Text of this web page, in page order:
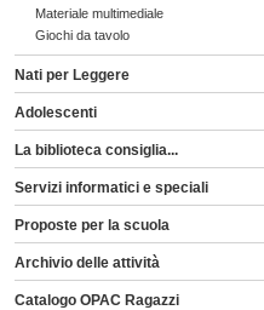
Materiale multimediale
Giochi da tavolo
Nati per Leggere
Adolescenti
La biblioteca consiglia...
Servizi informatici e speciali
Proposte per la scuola
Archivio delle attività
Catalogo OPAC Ragazzi